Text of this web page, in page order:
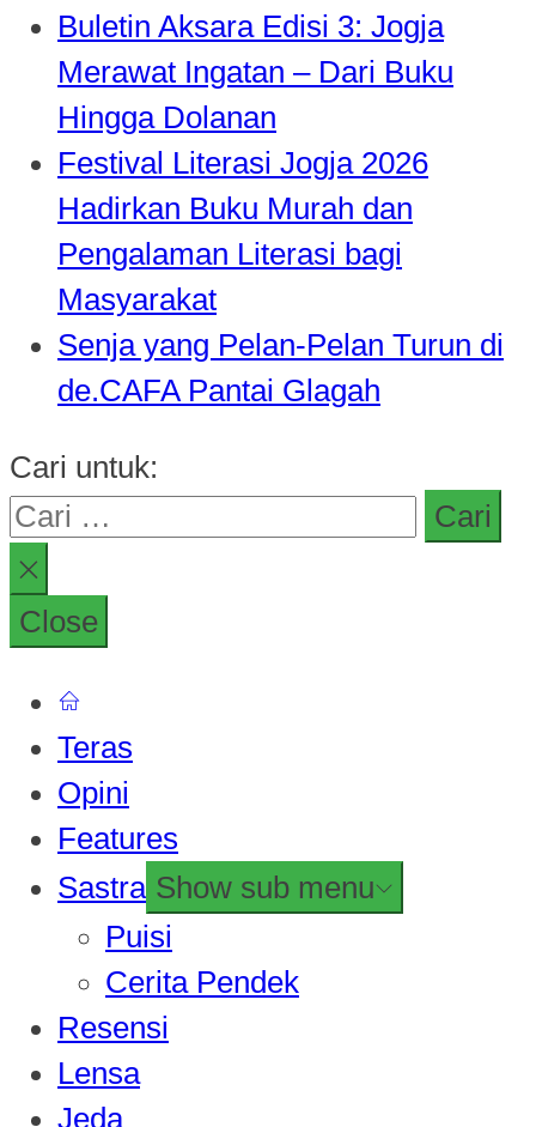
Buletin Aksara Edisi 3: Jogja
Merawat Ingatan – Dari Buku
Hingga Dolanan
Festival Literasi Jogja 2026
Hadirkan Buku Murah dan
Pengalaman Literasi bagi
Masyarakat
Senja yang Pelan-Pelan Turun di
de.CAFA Pantai Glagah
Cari untuk:
Close
Teras
Opini
Features
Sastra Show sub menu
Puisi
Cerita Pendek
Resensi
Lensa
Jeda